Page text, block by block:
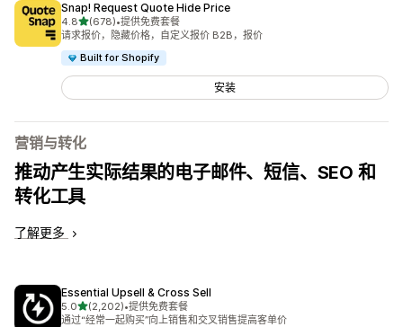
Snap! Request Quote Hide Price
4.8星（满分 5 星）
(678)
总共 678 条评论
•提供免费套餐
请求报价，隐藏价格，自定义报价 B2B，报价
Built for Shopify
安装
营销与转化
推动产生实际结果的电子邮件、短信、SEO 和
转化工具
了解更多
Essential Upsell & Cross Sell
5.0星（满分 5 星）
(2,202)
总共 2202 条评论
•提供免费套餐
通过“经常一起购买”向上销售和交叉销售提高客单价